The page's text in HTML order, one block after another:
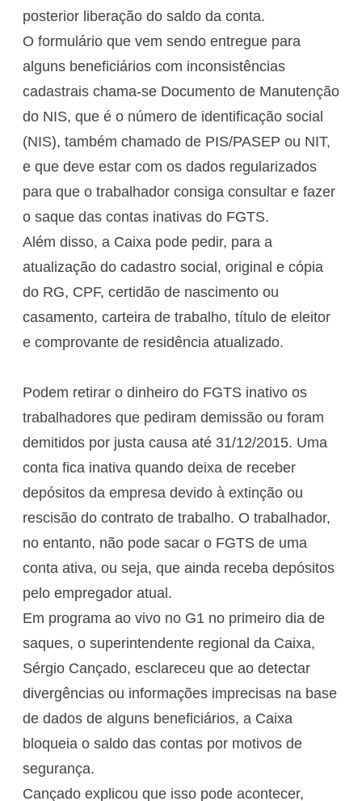
posterior liberação do saldo da conta.
O formulário que vem sendo entregue para
alguns beneficiários com inconsistências
cadastrais chama-se Documento de Manutenção
do NIS, que é o número de identificação social
(NIS), também chamado de PIS/PASEP ou NIT,
e que deve estar com os dados regularizados
para que o trabalhador consiga consultar e fazer
o saque das contas inativas do FGTS.
Além disso, a Caixa pode pedir, para a
atualização do cadastro social, original e cópia
do RG, CPF, certidão de nascimento ou
casamento, carteira de trabalho, título de eleitor
e comprovante de residência atualizado.
Podem retirar o dinheiro do FGTS inativo os
trabalhadores que pediram demissão ou foram
demitidos por justa causa até 31/12/2015. Uma
conta fica inativa quando deixa de receber
depósitos da empresa devido à extinção ou
rescisão do contrato de trabalho. O trabalhador,
no entanto, não pode sacar o FGTS de uma
conta ativa, ou seja, que ainda receba depósitos
pelo empregador atual.
Em programa ao vivo no G1 no primeiro dia de
saques, o superintendente regional da Caixa,
Sérgio Cançado, esclareceu que ao detectar
divergências ou informações imprecisas na base
de dados de alguns beneficiários, a Caixa
bloqueia o saldo das contas por motivos de
segurança.
Cançado explicou que isso pode acontecer,